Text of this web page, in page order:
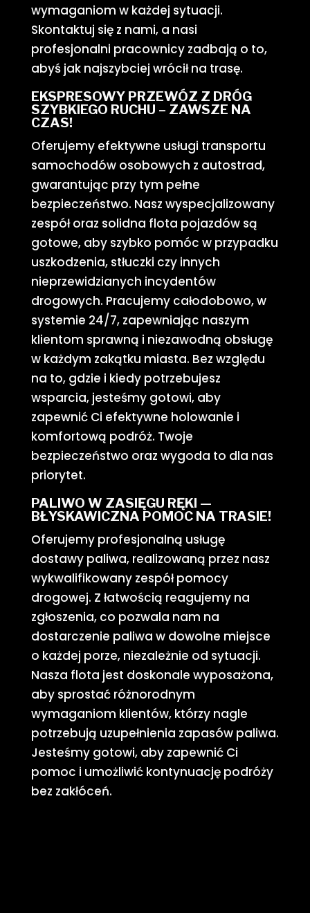
wymaganiom w każdej sytuacji.
Skontaktuj się z nami, a nasi
profesjonalni pracownicy zadbają o to,
abyś jak najszybciej wrócił na trasę.
EKSPRESOWY PRZEWÓZ Z DRÓG
SZYBKIEGO RUCHU – ZAWSZE NA
CZAS!
Oferujemy efektywne usługi transportu
samochodów osobowych z autostrad,
gwarantując przy tym pełne
bezpieczeństwo. Nasz wyspecjalizowany
zespół oraz solidna flota pojazdów są
gotowe, aby szybko pomóc w przypadku
uszkodzenia, stłuczki czy innych
nieprzewidzianych incydentów
drogowych. Pracujemy całodobowo, w
systemie 24/7, zapewniając naszym
klientom sprawną i niezawodną obsługę
w każdym zakątku miasta. Bez względu
na to, gdzie i kiedy potrzebujesz
wsparcia, jesteśmy gotowi, aby
zapewnić Ci efektywne holowanie i
komfortową podróż. Twoje
bezpieczeństwo oraz wygoda to dla nas
priorytet.
PALIWO W ZASIĘGU RĘKI —
BŁYSKAWICZNA POMOC NA TRASIE!
Oferujemy profesjonalną usługę
dostawy paliwa, realizowaną przez nasz
wykwalifikowany zespół pomocy
drogowej. Z łatwością reagujemy na
zgłoszenia, co pozwala nam na
dostarczenie paliwa w dowolne miejsce
o każdej porze, niezależnie od sytuacji.
Nasza flota jest doskonale wyposażona,
aby sprostać różnorodnym
wymaganiom klientów, którzy nagle
potrzebują uzupełnienia zapasów paliwa.
Jesteśmy gotowi, aby zapewnić Ci
pomoc i umożliwić kontynuację podróży
bez zakłóceń.